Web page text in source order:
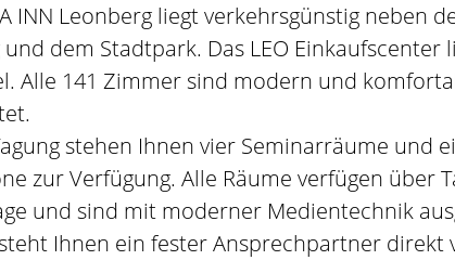
INN Leonberg liegt verkehrsgünstig neben
dem Stadtpark. Das LEO Einkaufscenter
Alle 141 Zimmer sind modern und
stehen Ihnen vier Seminarräume und
zur Verfügung. Alle Räume verfügen über
und sind mit moderner Medientechnik
Ihnen ein fester Ansprechpartner direkt